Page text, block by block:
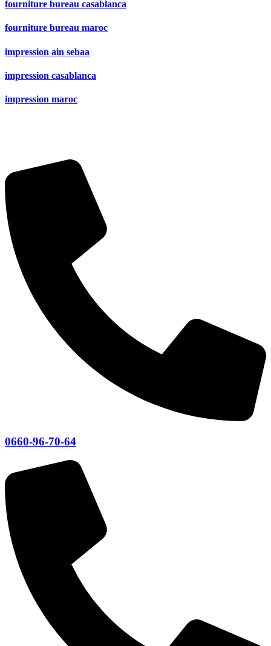
fourniture bureau casablanca
fourniture bureau maroc
impression ain sebaa
impression casablanca
impression maroc
0660-96-70-64